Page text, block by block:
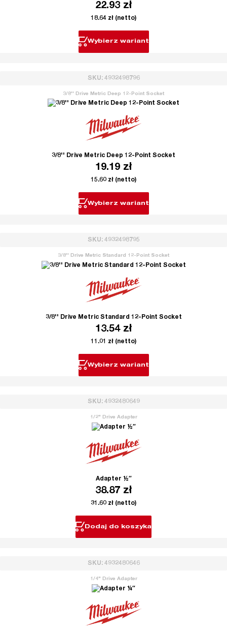
22.93 zł
18.64 zł (netto)
Wybierz wariant
SKU: 4932498796
3/8'' Drive Metric Deep 12-Point Socket
3/8'' Drive Metric Deep 12-Point Socket
19.19 zł
15.60 zł (netto)
Wybierz wariant
SKU: 4932498795
3/8'' Drive Metric Standard 12-Point Socket
3/8'' Drive Metric Standard 12-Point Socket
13.54 zł
11.01 zł (netto)
Wybierz wariant
SKU: 4932480649
1/2" Drive Adapter
Adapter ½″
38.87 zł
31.60 zł (netto)
Dodaj do koszyka
SKU: 4932480646
1/4" Drive Adapter